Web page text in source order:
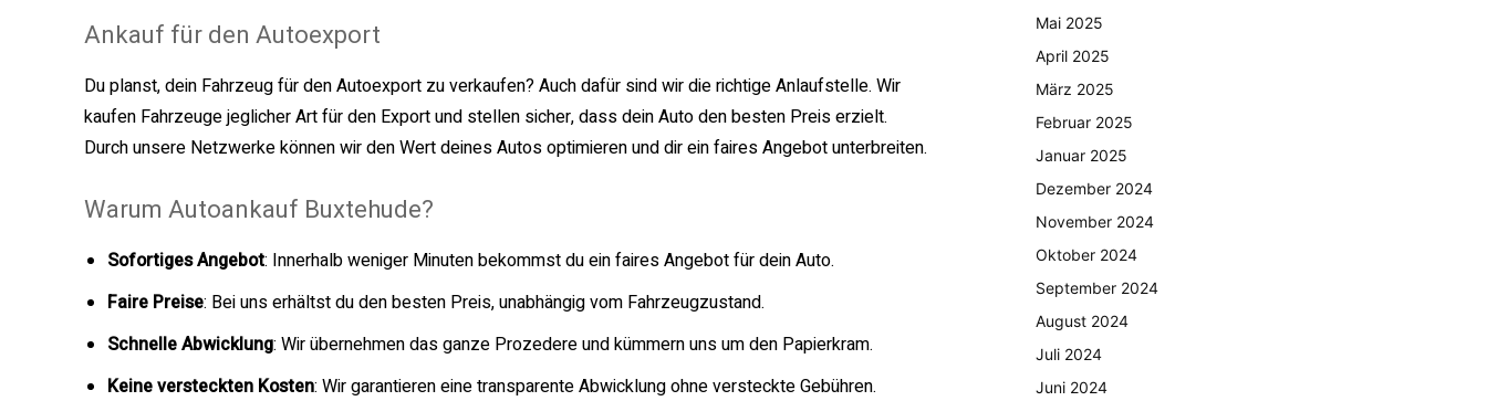
Ankauf für den Autoexport
Du planst, dein Fahrzeug für den Autoexport zu verkaufen? Auch dafür sind wir die richtige Anlaufstelle. Wir
kaufen Fahrzeuge jeglicher Art für den Export und stellen sicher, dass dein Auto den besten Preis erzielt.
Durch unsere Netzwerke können wir den Wert deines Autos optimieren und dir ein faires Angebot unterbreiten.
Warum Autoankauf Buxtehude?
Sofortiges Angebot: Innerhalb weniger Minuten bekommst du ein faires Angebot für dein Auto.
Faire Preise: Bei uns erhältst du den besten Preis, unabhängig vom Fahrzeugzustand.
Schnelle Abwicklung: Wir übernehmen das ganze Prozedere und kümmern uns um den Papierkram.
Keine versteckten Kosten: Wir garantieren eine transparente Abwicklung ohne versteckte Gebühren.
Mai 2025
April 2025
März 2025
Februar 2025
Januar 2025
Dezember 2024
November 2024
Oktober 2024
September 2024
August 2024
Juli 2024
Juni 2024